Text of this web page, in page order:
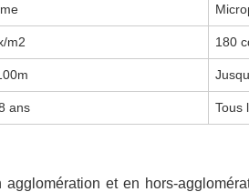
m2 180
ans Tous
et en hors-